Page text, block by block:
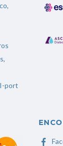
,
,
port